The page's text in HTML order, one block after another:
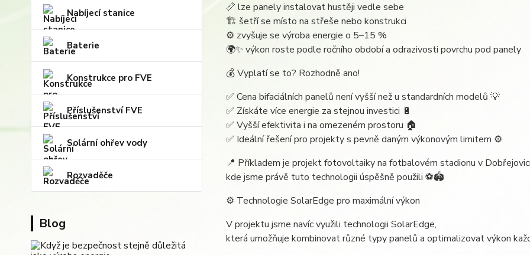
Nabíjecí stanice
Baterie
Konstrukce pro FVE
Příslušenství FVE
Solární ohřev vody
Rozvaděče
Blog
📏 lze panely instalovat hustěji vedle sebe
🏗️ šetří se místo na střeše nebo konstrukci
⚙️ zvyšuje se výroba energie o 5–15 %
🌍✨ výkon roste podle ročního období a odrazivosti povrchu pod panely
💰 Vyplatí se to? Rozhodně ano!
✅ Cena bifaciálních panelů není vyšší než u standardních modelů 💡
✅ Získáte více energie za stejnou investici 🔋
✅ Vyšší efektivita i na omezeném prostoru 🏠
✅ Ideální řešení pro projekty s pevně daným výkonovým limitem ⚙️
📍 Příkladem je projekt fotovoltaiky na fotbalovém stadionu v
kde jsme právě tuto technologii úspěšně použili ⚽️🏟️
⚙️ Technologie SolarEdge pro maximální výkon
V projektu jsme navíc využili technologii SolarEdge,
která umožňuje kombinovat různé typy panelů a optimalizovat výkon